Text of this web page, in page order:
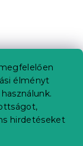
élményt
hirdetéseket